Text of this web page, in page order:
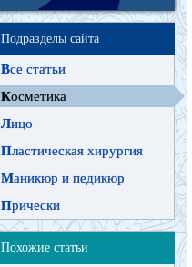
Подразделы сайта
Все статьи
Косметика
Лицо
Пластическая хирургия
Маникюр и педикюр
Прически
Похожие статьи